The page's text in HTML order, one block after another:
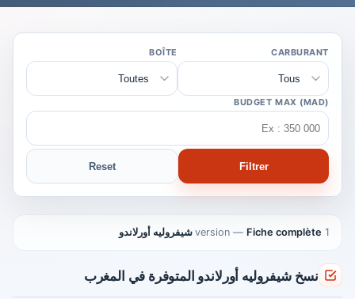
CARBURANT
BOÎTE
BUDGET MAX (MAD)
Filtrer
Reset
1 version
— Fiche complète شيفروليه أورلاندو
نسخ شيفروليه أورلاندو المتوفرة في المغرب